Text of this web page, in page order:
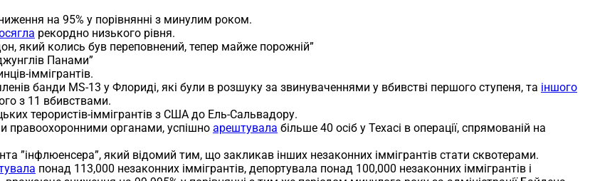
на 95% у порівнянні з минулим роком.
рекордно низького рівня.
який колись був переповнений, тепер майже порожній”
Панами”
іммігрантів.
банди MS-13 у Флориді, які були в розшуку за звинуваченнями у вбивстві першого ступеня, та іншого
з 11 вбивствами.
терористів-іммігрантів з США до Ель-Сальвадору.
правоохоронними органами, успішно арештувала більше 40 осіб у Техасі в операції, спрямованій на
”інфлюенсера”, який відомий тим, що закликав інших незаконних іммігрантів стати сквотерами.
понад 113,000 незаконних іммігрантів, депортувала понад 100,000 незаконних іммігрантів і